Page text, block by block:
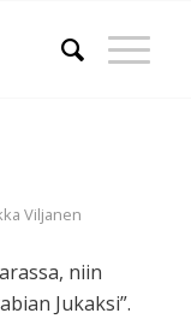
Viljanen
niin
Jukaksi”.